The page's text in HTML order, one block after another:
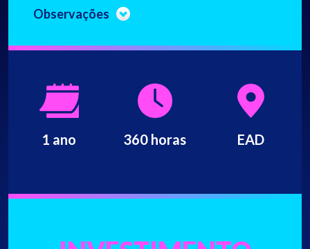
Observações
1 ano 360 horas EAD